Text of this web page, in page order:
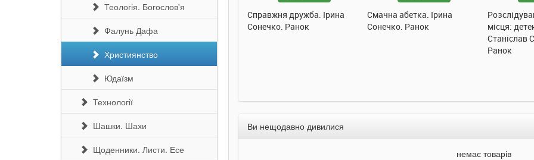
Теологія. Богослов'я
Фалунь Дафа
Християнство
Юдаїзм
Технології
Шашки. Шахи
Щоденники. Листи. Есе
Улюблена абетка. Ірина
Сонечко. Ранок
Справжня дружба. Ірина
Сонечко. Ранок
Смачна абетка. Ірина
Сонечко. Ранок
місця:
Станіслав
Ранок
Ви нещодавно дивилися
немає товарів